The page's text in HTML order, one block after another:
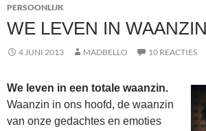
PERSOONLIJK
WE LEVEN IN WAANZIN
4 JUNI 2013 MADBELLO 10 REACTIES
We leven in een totale waanzin.
Waanzin in ons hoofd, de waanzin
van onze gedachtes en emoties